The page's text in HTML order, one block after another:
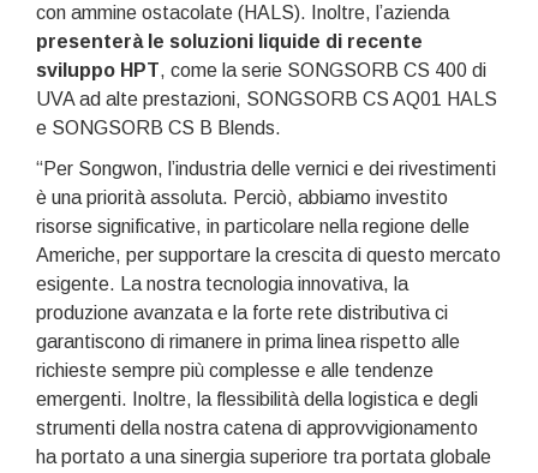
con ammine ostacolate (HALS). Inoltre, l’azienda
presenterà le soluzioni liquide di recente
sviluppo HPT, come la serie SONGSORB CS 400 di
UVA ad alte prestazioni, SONGSORB CS AQ01 HALS
e SONGSORB CS B Blends.
“Per Songwon, l’industria delle vernici e dei rivestimenti
è una priorità assoluta. Perciò, abbiamo investito
risorse significative, in particolare nella regione delle
Americhe, per supportare la crescita di questo mercato
esigente. La nostra tecnologia innovativa, la
produzione avanzata e la forte rete distributiva ci
garantiscono di rimanere in prima linea rispetto alle
richieste sempre più complesse e alle tendenze
emergenti. Inoltre, la flessibilità della logistica e degli
strumenti della nostra catena di approvvigionamento
ha portato a una sinergia superiore tra portata globale